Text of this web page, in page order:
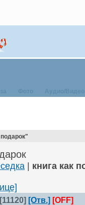
книга как
[11120] [Отв.] [OFF]